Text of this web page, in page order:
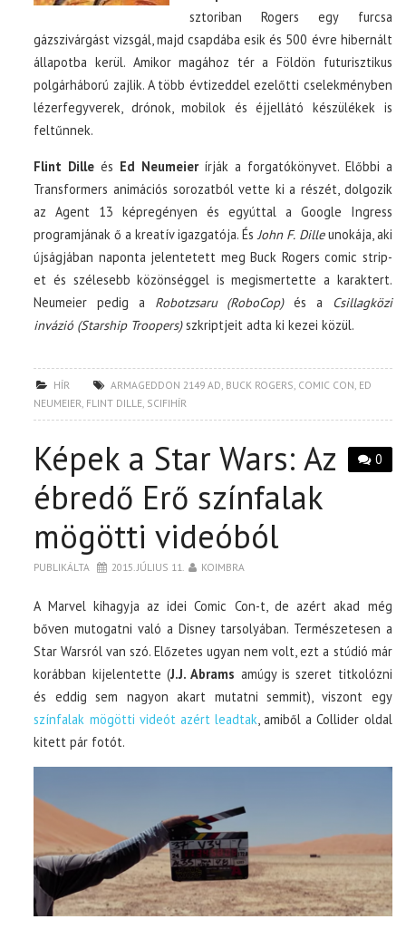
sztoriban Rogers egy furcsa
gázszivárgást vizsgál, majd csapdába esik és 500 évre hibernált
állapotba kerül. Amikor magához tér a Földön futurisztikus
polgárháború zajlik. A több évtizeddel ezelőtti cselekményben
lézerfegyverek, drónok, mobilok és éjjellátó készülékek is
feltűnnek.
Flint Dille és Ed Neumeierírják a forgatókönyvet. Előbbi a
Transformers animációs sorozatból vette ki a részét, dolgozik
az Agent 13 képregényen és egyúttal a Google Ingress
programjának ő a kreatív igazgatója. És John F. Dilleunokája, aki
újságjában naponta jelentetett meg Buck Rogers comic strip-
et és szélesebb közönséggel is megismertette a karaktert.
Neumeier pedig a Robotzsaru (RoboCop)és a Csillagközi
invázió (Starship Troopers)szkriptjeit adta ki kezei közül.
HÍR ARMAGEDDON 2149 AD, BUCK ROGERS, COMIC CON, ED
NEUMEIER, FLINT DILLE, SCIFIHÍR
0
Képek a Star Wars: Az
ébredő Erő színfalak
mögötti videóból
PUBLIKÁLTA 2015. JÚLIUS 11. KOIMBRA
A Marvel kihagyja az idei Comic Con-t, de azért akad még
bőven mutogatni való a Disney tarsolyában. Természetesen a
Star Warsról van szó. Előzetes ugyan nem volt, ezt a stúdió már
korábban kijelentette (J.J. Abrams amúgy is szeret titkolózni
és eddig sem nagyon akart mutatni semmit), viszont egy
színfalak mögötti videót azért leadtak, amiből a Collider oldal
kitett pár fotót.